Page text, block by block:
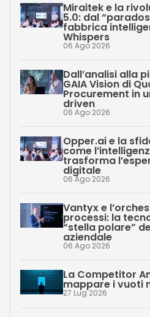
Miraitek e la
5.0: dal
fabbrica
Whispers
06 Ago 2026
Dall’analisi alla
GAIA Vision di
Procurement in
driven
06 Ago 2026
Opper.ai e la
come
trasforma
digitale
06 Ago 2026
Vantyx e
processi: la
“stella polare”
aziendale
06 Ago 2026
La Competitor
mappare i vuoti
27 Lug 2026